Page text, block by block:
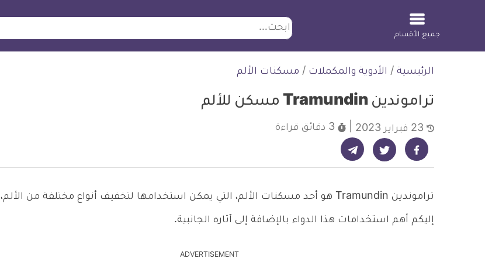
ابحث
جميع الأقسام
الرئيسية / الأدوية والمكملات / مسكنات الألم
تراموندين Tramundin مسكن للألم
3 دقائق قراءة
شارك على فيسبوك - ديلي ميديكال انفو شارك على تويتر - ديلي ميديكال انفو شارك على تيليجرام - ديلي ميديكال انفو
تراموندين Tramundin هو أحد مسكنات الألم، التي يمكن استخدامها لتخفيف أنواع مختلفة من الألم،
إليكم أهم استخدامات هذا الدواء بالإضافة إلى آثاره الجانبية.
ADVERTISEMENT